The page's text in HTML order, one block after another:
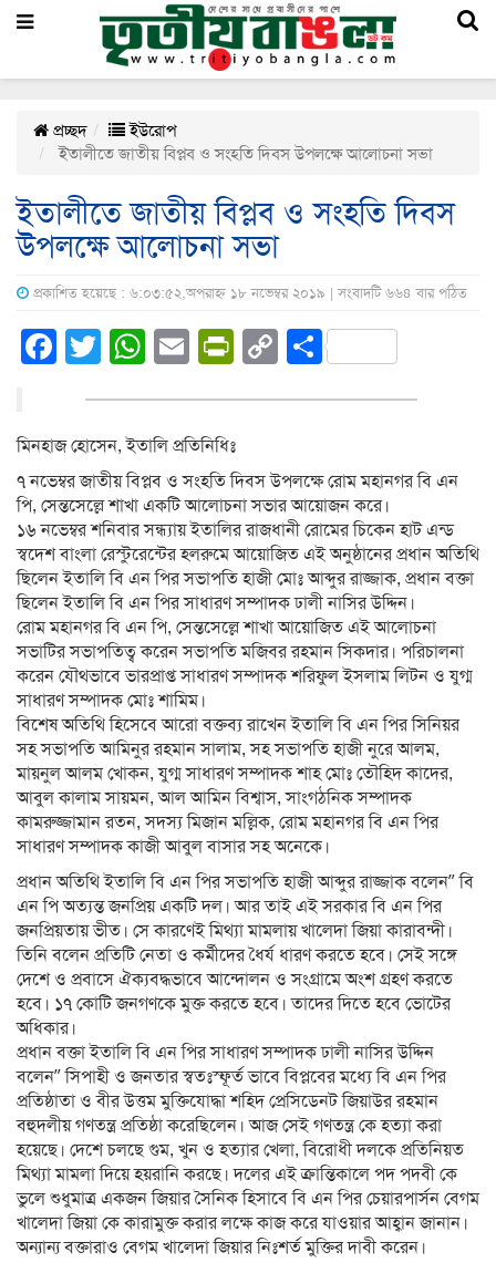
প্রচ্ছদ
ইউরোপ
ইতালীতে জাতীয় বিপ্লব ও সংহতি দিবস উপলক্ষে আলোচনা সভা
ইতালীতে জাতীয় বিপ্লব ও সংহতি দিবস
উপলক্ষে আলোচনা সভা
প্রকাশিত হয়েছে : ৬:০৩:৫২,অপরাহ্ন ১৮ নভেম্বর ২০১৯ | সংবাদটি ৬৬৪ বার পঠিত
Facebook
Twitter
WhatsApp
EmailPrintFriendly
CopyShare
মিনহাজ হোসেন, ইতালি প্রতিনিধিঃ
৭ নভেম্বর জাতীয় বিপ্লব ও সংহতি দিবস উপলক্ষে রোম মহানগর বি এন
পি, সেন্তসেল্লে শাখা একটি আলোচনা সভার আয়োজন করে।
১৬ নভেম্বর শনিবার সন্ধ্যায় ইতালির রাজধানী রোমের চিকেন হাট এন্ড
স্বদেশ বাংলা রেস্টুরেন্টের হলরুমে আয়োজিত এই অনুষ্ঠানের প্রধান অতিথি
ছিলেন ইতালি বি এন পির সভাপতি হাজী মোঃ আব্দুর রাজ্জাক, প্রধান বক্তা
ছিলেন ইতালি বি এন পির সাধারণ সম্পাদক ঢালী নাসির উদ্দিন।
রোম মহানগর বি এন পি, সেন্তসেল্লে শাখা আয়োজিত এই আলোচনা
সভাটির সভাপতিত্ব করেন সভাপতি মজিবর রহমান সিকদার। পরিচালনা
করেন যৌথভাবে ভারপ্রাপ্ত সাধারণ সম্পাদক শরিফুল ইসলাম লিটন ও যুগ্ম
সাধারণ সম্পাদক মোঃ শামিম।
বিশেষ অতিথি হিসেবে আরো বক্তব্য রাখেন ইতালি বি এন পির সিনিয়র
সহ সভাপতি আমিনুর রহমান সালাম, সহ সভাপতি হাজী নুরে আলম,
মায়নুল আলম খোকন, যুগ্ম সাধারণ সম্পাদক শাহ মোঃ তৌহিদ কাদের,
আবুল কালাম সায়মন, আল আমিন বিশ্বাস, সাংগঠনিক সম্পাদক
কামরুজ্জামান রতন, সদস্য মিজান মল্লিক, রোম মহানগর বি এন পির
সাধারণ সম্পাদক কাজী আবুল বাসার সহ অনেকে।
প্রধান অতিথি ইতালি বি এন পির সভাপতি হাজী আব্দুর রাজ্জাক বলেন” বি
এন পি অত্যন্ত জনপ্রিয় একটি দল। আর তাই এই সরকার বি এন পির
জনপ্রিয়তায় ভীত। সে কারণেই মিথ্যা মামলায় খালেদা জিয়া কারাবন্দী।
তিনি বলেন প্রতিটি নেতা ও কর্মীদের ধৈর্য ধারণ করতে হবে। সেই সঙ্গে
দেশে ও প্রবাসে ঐক্যবদ্ধভাবে আন্দোলন ও সংগ্রামে অংশ গ্রহণ করতে
হবে। ১৭ কোটি জনগণকে মুক্ত করতে হবে। তাদের দিতে হবে ভোটের
অধিকার।
প্রধান বক্তা ইতালি বি এন পির সাধারণ সম্পাদক ঢালী নাসির উদ্দিন
বলেন” সিপাহী ও জনতার স্বতঃস্ফূর্ত ভাবে বিপ্লবের মধ্যে বি এন পির
প্রতিষ্ঠাতা ও বীর উত্তম মুক্তিযোদ্ধা শহিদ প্রেসিডেনট জিয়াউর রহমান
বহুদলীয় গণতন্ত্র প্রতিষ্ঠা করেছিলেন। আজ সেই গণতন্ত্র কে হত্যা করা
হয়েছে। দেশে চলছে গুম, খুন ও হত্যার খেলা, বিরোধী দলকে প্রতিনিয়ত
মিথ্যা মামলা দিয়ে হয়রানি করছে। দলের এই ক্রান্তিকালে পদ পদবী কে
ভুলে শুধুমাত্র একজন জিয়ার সৈনিক হিসাবে বি এন পির চেয়ারপার্সন বেগম
খালেদা জিয়া কে কারামুক্ত করার লক্ষে কাজ করে যাওয়ার আহ্বান জানান।
অন্যান্য বক্তারাও বেগম খালেদা জিয়ার নিঃশর্ত মুক্তির দাবী করেন।